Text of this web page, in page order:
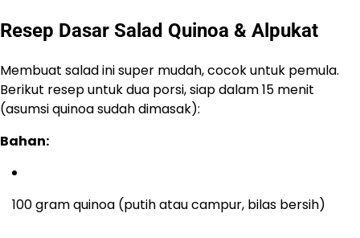
Resep Dasar Salad Quinoa & Alpukat
Membuat salad ini super mudah, cocok untuk pemula.
Berikut resep untuk dua porsi, siap dalam 15 menit
(asumsi quinoa sudah dimasak):
Bahan:
100 gram quinoa (putih atau campur, bilas bersih)